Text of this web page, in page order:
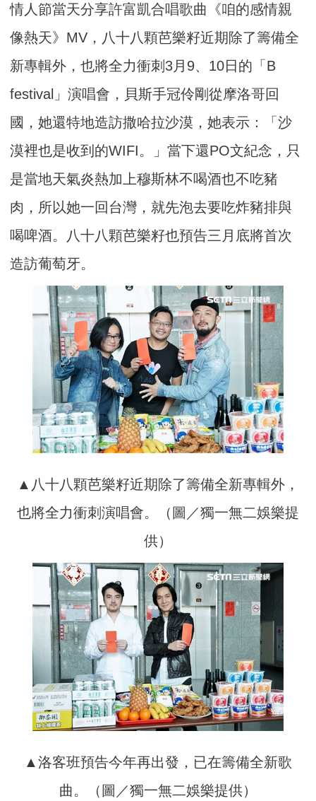
情人節當天分享許富凱合唱歌曲《咱的感情親
像熱天》MV，八十八顆芭樂籽近期除了籌備全
新專輯外，也將全力衝刺3月9、10日的「B
festival」演唱會，貝斯手冠伶剛從摩洛哥回
國，她還特地造訪撒哈拉沙漠，她表示：「沙
漠裡也是收到的WIFI。」當下還PO文紀念，只
是當地天氣炎熱加上穆斯林不喝酒也不吃豬
肉，所以她一回台灣，就先泡去要吃炸豬排與
喝啤酒。八十八顆芭樂籽也預告三月底將首次
造訪葡萄牙。
▲八十八顆芭樂籽近期除了籌備全新專輯外，
也將全力衝刺演唱會。（圖／獨一無二娛樂提
供）
▲洛客班預告今年再出發，已在籌備全新歌
曲。（圖／獨一無二娛樂提供）